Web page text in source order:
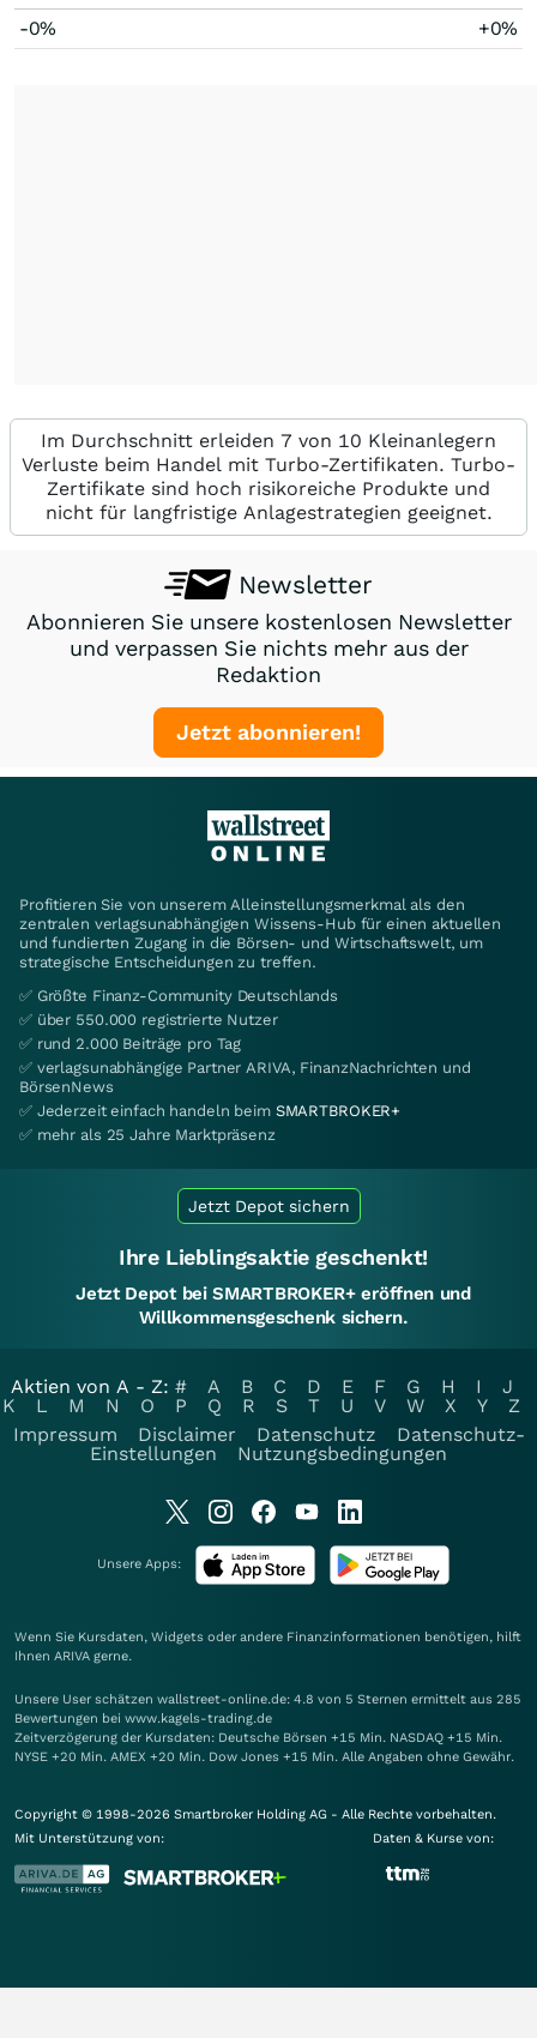
-0% +0%
Im Durchschnitt erleiden 7 von 10 Kleinanlegern
Verluste beim Handel mit Turbo-Zertifikaten. Turbo-
Zertifikate sind hoch risikoreiche Produkte und
nicht für langfristige Anlagestrategien geeignet.
Newsletter
Abonnieren Sie unsere kostenlosen Newsletter
und verpassen Sie nichts mehr aus der
Redaktion
Jetzt abonnieren!
Profitieren Sie von unserem Alleinstellungsmerkmal als den
zentralen verlagsunabhängigen Wissens-Hub für einen aktuellen
und fundierten Zugang in die Börsen- und Wirtschaftswelt, um
strategische Entscheidungen zu treffen.
✅ Größte Finanz-Community Deutschlands
✅ über 550.000 registrierte Nutzer
✅ rund 2.000 Beiträge pro Tag
✅ verlagsunabhängige Partner ARIVA, FinanzNachrichten und
BörsenNews
✅ Jederzeit einfach handeln beim SMARTBROKER+
✅ mehr als 25 Jahre Marktpräsenz
Jetzt Depot sichern
Ihre Lieblingsaktie geschenkt!
Jetzt Depot bei SMARTBROKER+ eröffnen und
Willkommensgeschenk sichern.
Aktien von A - Z: # A B C D E F G H I
J
K
L M N O P Q R S T U V W X Y
Z
Impressum
Disclaimer Datenschutz
Datenschutz-
Einstellungen
Nutzungsbedingungen
Unsere Apps:
Wenn Sie Kursdaten, Widgets oder andere Finanzinformationen benötigen, hilft
Ihnen ARIVA gerne.
Unsere User schätzen wallstreet-online.de: 4.8 von 5 Sternen ermittelt aus 285
Bewertungen bei www.kagels-trading.de
Zeitverzögerung der Kursdaten: Deutsche Börsen +15 Min. NASDAQ +15 Min.
NYSE +20 Min. AMEX +20 Min. Dow Jones +15 Min. Alle Angaben ohne Gewähr.
Copyright © 1998-2026 Smartbroker Holding AG - Alle Rechte vorbehalten.
Mit Unterstützung von:
Daten & Kurse von: